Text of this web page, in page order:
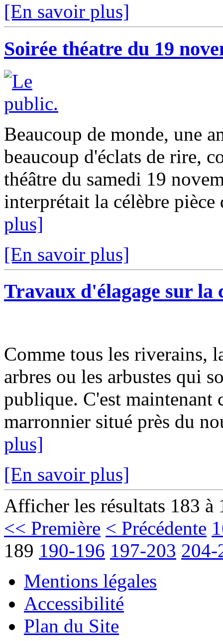
[En savoir plus]
Soirée théatre du 19
Beaucoup de monde, une
beaucoup d'éclats de rire,
théâtre du samedi 19
interprétait la célèbre
plus]
[En savoir plus]
Travaux d'élagage sur la
Comme tous les riverains,
arbres ou les arbustes qui
publique. C'est maintenant
marronnier situé près du
plus]
[En savoir plus]
Afficher les résultats 183 à
<< Première < Précédente
189 190-196 197-203 204-
Mentions légales
Accessibilité
Plan du Site